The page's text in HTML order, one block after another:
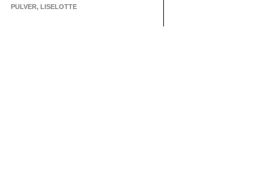
PULVER, LISELOTTE